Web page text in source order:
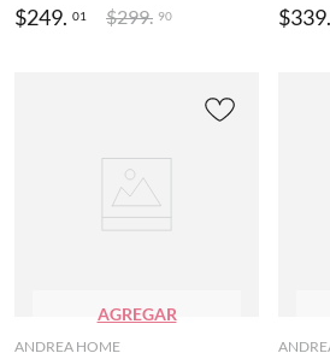
$249. 01 $299. 90 $339.
AGREGAR
ANDREA HOME